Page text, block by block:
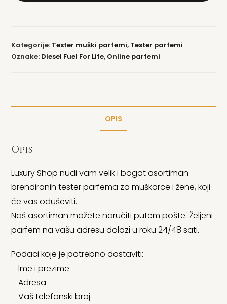
Kategorije: Tester muški parfemi, Tester parfemi
Oznake: Diesel Fuel For Life, Online parfemi
OPIS
Opis
Luxury Shop nudi vam velik i bogat asortiman
brendiranih tester parfema za muškarce i žene, koji
će vas oduševiti.
Naš asortiman možete naručiti putem pošte. Željeni
parfem na vašu adresu dolazi u roku 24/48 sati.
Podaci koje je potrebno dostaviti:
– Ime i prezime
– Adresa
– Vaš telefonski broj